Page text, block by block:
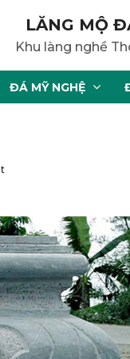
LĂNG MỘ
Khu làng nghề
ĐÁ MỸ NGHỆ